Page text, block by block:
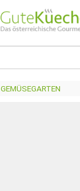
GEMÜSEGARTEN